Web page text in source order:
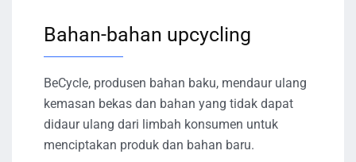
Bahan-bahan upcycling
BeCycle, produsen bahan baku, mendaur ulang
kemasan bekas dan bahan yang tidak dapat
didaur ulang dari limbah konsumen untuk
menciptakan produk dan bahan baru.